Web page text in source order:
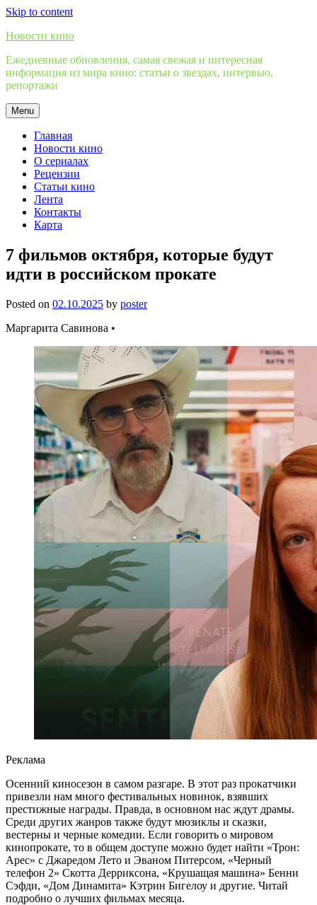
Skip to content
Новости кино
Ежедневные обновления, самая свежая и интересная
информация из мира кино: статьи о звездах, интервью,
репортажи
Menu
Главная
Новости кино
О сериалах
Рецензии
Статьи кино
Лента
Контакты
Карта
7 фильмов октября, которые будут
идти в российском прокате
Posted on 02.10.2025 by poster
Маргарита Савинова •
Реклама
Осенний киносезон в самом разгаре. В этот раз прокатчики
привезли нам много фестивальных новинок, взявших
престижные награды. Правда, в основном нас ждут драмы.
Среди других жанров также будут мюзиклы и сказки,
вестерны и черные комедии. Если говорить о мировом
кинопрокате, то в общем доступе можно будет найти «Трон:
Арес» с Джаредом Лето и Эваном Питерсом, «Черный
телефон 2» Скотта Дерриксона, «Крушащая машина» Бенни
Сэфди, «Дом Динамита» Кэтрин Бигелоу и другие. Читай
подробно о лучших фильмах месяца.